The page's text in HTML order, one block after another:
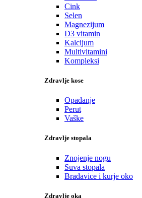
Cink
Selen
Magnezijum
D3 vitamin
Kalcijum
Multivitamini
Kompleksi
Zdravlje kose
Opadanje
Perut
Vaške
Zdravlje stopala
Znojenje nogu
Suva stopala
Bradavice i kurje oko
Zdravlje oka